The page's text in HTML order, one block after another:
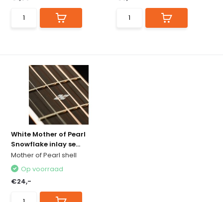
White Mother of Pearl
Snowflake inlay se...
Mother of Pearl shell
Op voorraad
€24,-